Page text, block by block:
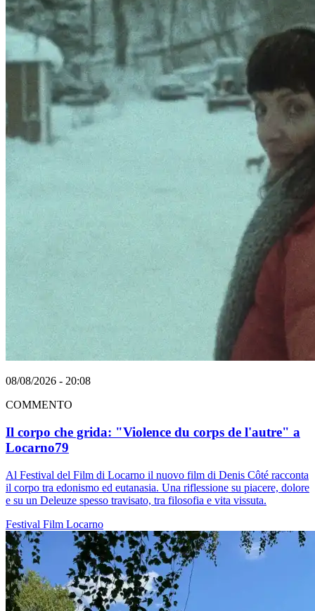
08/08/2026 - 20:08
COMMENTO
Il corpo che grida: "Violence du corps de l'autre" a
Locarno79
Al Festival del Film di Locarno il nuovo film di Denis Côté racconta
il corpo tra edonismo ed eutanasia. Una riflessione su piacere, dolore
e su un Deleuze spesso travisato, tra filosofia e vita vissuta.
Festival Film Locarno